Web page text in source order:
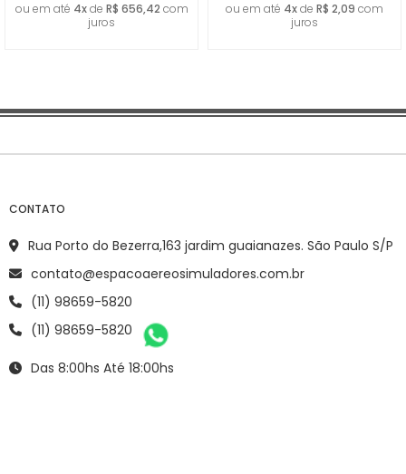
ou em até 4xde R$ 656,42 com
juros
ou em até 4xde R$ 2,09 com
juros
CONTATO
Rua Porto do Bezerra,163 jardim guaianazes. São Paulo S/P
contato@espacoaereosimuladores.com.br
(11) 98659-5820
(11) 98659-5820
Das 8:00hs Até 18:00hs